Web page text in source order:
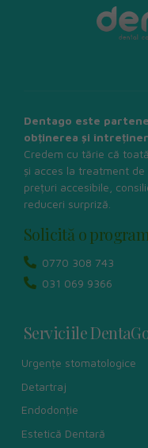
Dentago este
obținerea și
Credem cu tărie că
și acces la treatment
prețuri accesibile,
reduceri surpriză.
Solicită o
0770 308 743
031 069 9366
Serviciile
Urgențe stomatologice
Detartraj
Endodonție
Estetică Dentară